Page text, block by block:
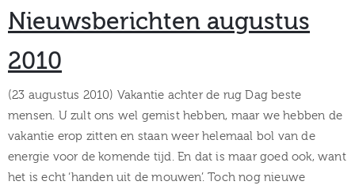
Activiteiten
Verhalen
Zuilen
Nieuwsberichten augustus
2010
(23 augustus 2010) Vakantie achter de rug Dag beste
mensen. U zult ons wel gemist hebben, maar we hebben de
vakantie erop zitten en staan weer helemaal bol van de
energie voor de komende tijd. En dat is maar goed ook, want
het is echt ‘handen uit de mouwen’. Toch nog nieuwe